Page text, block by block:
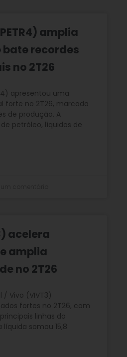
amplia
recordes
no 2T26
apresentou uma
forte no 2T26, marcada
de produção. A
petróleo, líquidos de
acelera
amplia
no 2T26
/ Vivo (VIVT3)
fortes no 2T26, com
linhas do
somou 15,8